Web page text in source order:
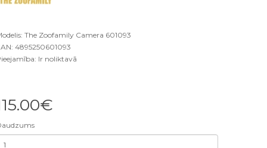
The Zoofamily Camera 601093
4895250601093
Ir noliktavā